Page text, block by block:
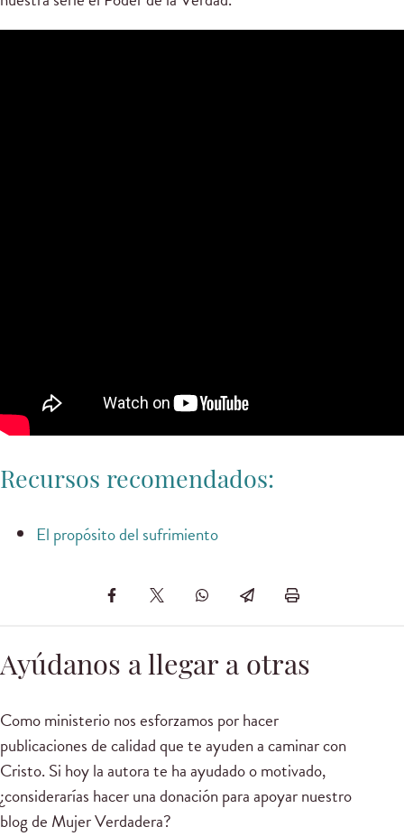
Recursos recomendados:
El propósito del sufrimiento
Ayúdanos a llegar a otras
Como ministerio nos esforzamos por hacer
publicaciones de calidad que te ayuden a caminar con
Cristo. Si hoy la autora te ha ayudado o motivado,
¿considerarías hacer una donación para apoyar nuestro
blog de Mujer Verdadera?